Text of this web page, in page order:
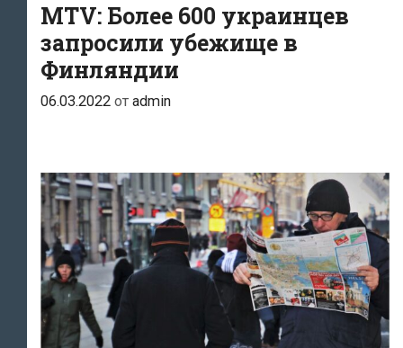
MTV: Более 600 украинцев
запросили убежище в
Финляндии
06.03.2022 от admin